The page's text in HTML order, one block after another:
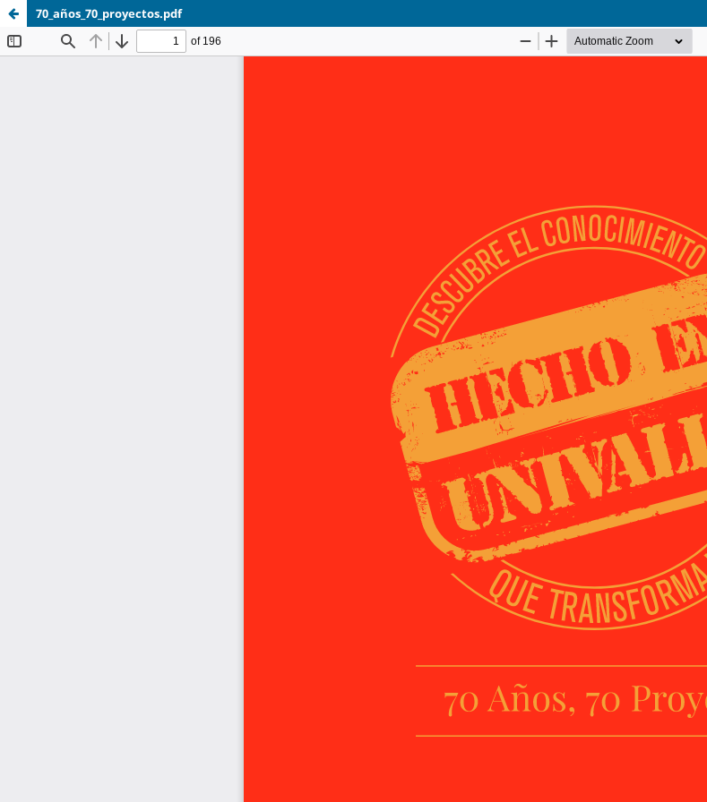
70_años_70_proyectos.pdf